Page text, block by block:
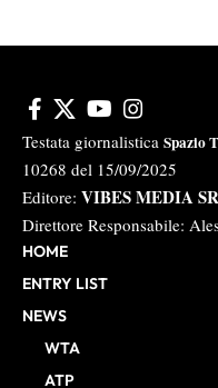
Testata giornalistica Spazio
10268 del 15/09/2025
Editore: VIBES MEDIA
Direttore Responsabile:
HOME
ENTRY LIST
NEWS
WTA
ATP